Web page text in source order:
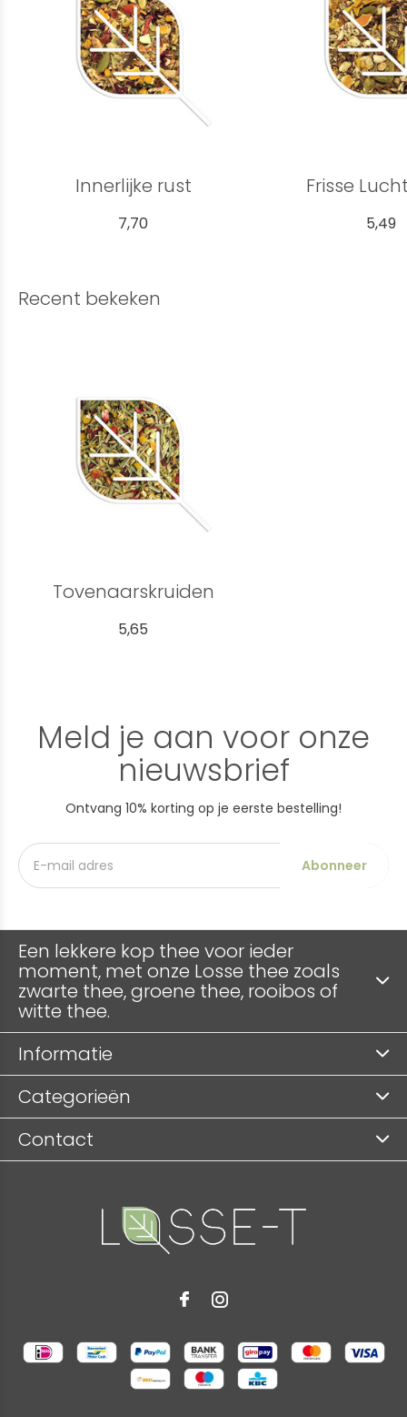
Innerlijke rust
7,70
Frisse
5,49
Recent bekeken
Tovenaarskruiden
5,65
Meld je aan voor onze
nieuwsbrief
Ontvang 10% korting op je eerste bestelling!
Abonneer
Een lekkere kop thee voor ieder
moment, met onze Losse thee zoals
zwarte thee, groene thee, rooibos of
witte thee.
Informatie
Categorieën
Contact